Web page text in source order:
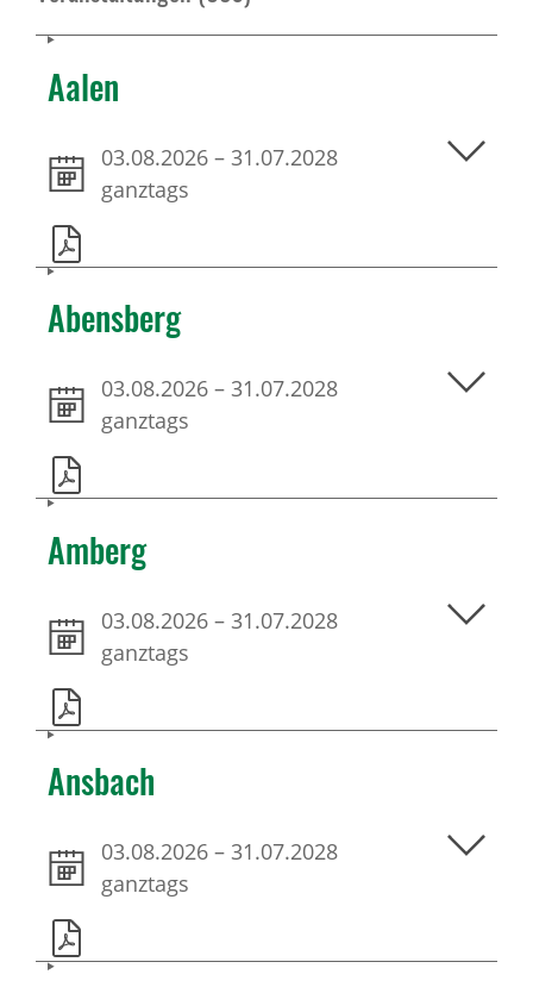
Aalen
03.08.2026 – 31.07.2028
ganztags
Abensberg
03.08.2026 – 31.07.2028
ganztags
Amberg
03.08.2026 – 31.07.2028
ganztags
Ansbach
03.08.2026 – 31.07.2028
ganztags